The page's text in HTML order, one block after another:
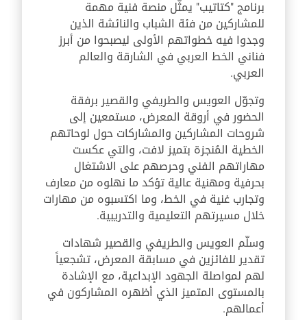
برنامج "كتاتيب" يمثّل منصة فنية مهمة
للمشاركين من فئة الشباب والنائشة الذين
وجدوا فيه خطواتهم الأولى ليصبحوا من أبرز
فناني الخط العربي في الشارقة والعالم
العربي.
وتجوّل العويس والطريفي والقصير برفقة
الحضور في أروقة المعرض، مستمعين إلى
شروحات المشاركين والمشاركات حول لوحاتهم
الخطية المُنجزة بتميز لافت، والتي عكست
مهاراتهم الفني وحرصهم على الاشتغال
بحرفية ومهنية عالية تؤكد ما نهلوه من معارف
وتجارب غنية في الخط، وما اكتسبوه من مهارات
خلال مسيرتهم التعليمية والتدريبية.
وسلّم العويس والطريفي والقصير شهادات
تقدير للفائزين في مسابقة المعرض، تشجعياً
لهم لمواصلة الجهود الإبداعية، مع الإشادة
بالمستوى المتميز الذي أظهره المشاركون في
أعمالهم.